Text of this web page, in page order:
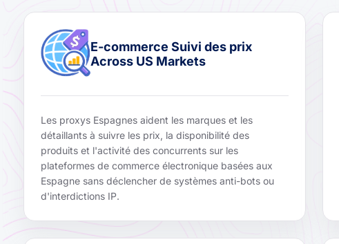
E-commerce Suivi des prix
Across US Markets
Les proxys Espagnes aident les marques et les
détaillants à suivre les prix, la disponibilité des
produits et l'activité des concurrents sur les
plateformes de commerce électronique basées aux
Espagne sans déclencher de systèmes anti-bots ou
d'interdictions IP.